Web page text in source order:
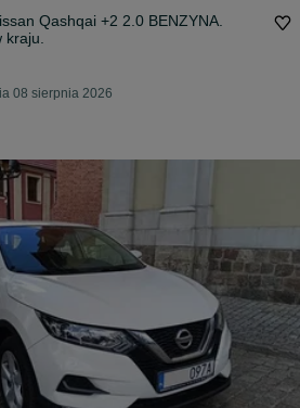
Qashqai +2 2.0 BENZYNA.
kraju.
08 sierpnia 2026